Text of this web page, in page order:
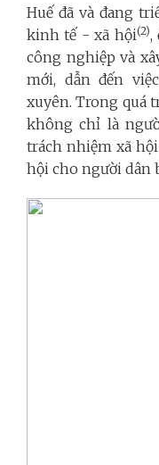
Huế đã và đang
kinh tế - xã hội(2),
công nghiệp và
mới, dẫn đến
xuyên. Trong quá
không chỉ là
trách nhiệm xã
hội cho người dân